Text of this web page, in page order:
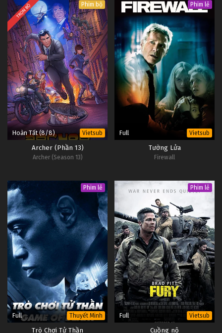
TRỌN BỘ Phim bộ
Hoàn Tất (8/8) Vietsub
Archer (Phần 13)
Archer (Season 13)
Phim lẻ
Full Vietsub
Tường Lửa
Firewall
Phim lẻ
Full Thuyết Minh
Trò Chơi Tử Thần
Phim lẻ
Full Vietsub
Cuồng nộ